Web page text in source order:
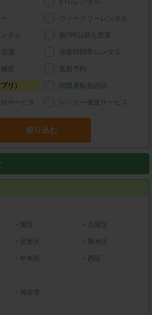
ウィークリーレンタル
タル 朝7時以前も営業
業 深夜時間帯レンタル
償 直前予約
リ） 国際運転免許証
サービス レッカー搬送サービス
絞り込む
・ 灘区 ・ 兵庫区
・ 須磨区 ・ 垂水区
・ 中央区 ・ 西区
・ 洲本市